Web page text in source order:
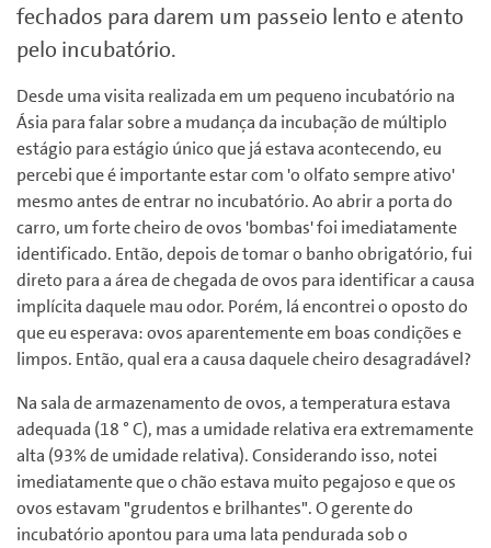
fechados para darem um passeio lento e atento
pelo incubatório.
Desde uma visita realizada em um pequeno incubatório na
Ásia para falar sobre a mudança da incubação de múltiplo
estágio para estágio único que já estava acontecendo, eu
percebi que é importante estar com 'o olfato sempre ativo'
mesmo antes de entrar no incubatório. Ao abrir a porta do
carro, um forte cheiro de ovos 'bombas' foi imediatamente
identificado. Então, depois de tomar o banho obrigatório, fui
direto para a área de chegada de ovos para identificar a causa
implícita daquele mau odor. Porém, lá encontrei o oposto do
que eu esperava: ovos aparentemente em boas condições e
limpos. Então, qual era a causa daquele cheiro desagradável?
Na sala de armazenamento de ovos, a temperatura estava
adequada (18 ° C), mas a umidade relativa era extremamente
alta (93% de umidade relativa). Considerando isso, notei
imediatamente que o chão estava muito pegajoso e que os
ovos estavam "grudentos e brilhantes". O gerente do
incubatório apontou para uma lata pendurada sob o